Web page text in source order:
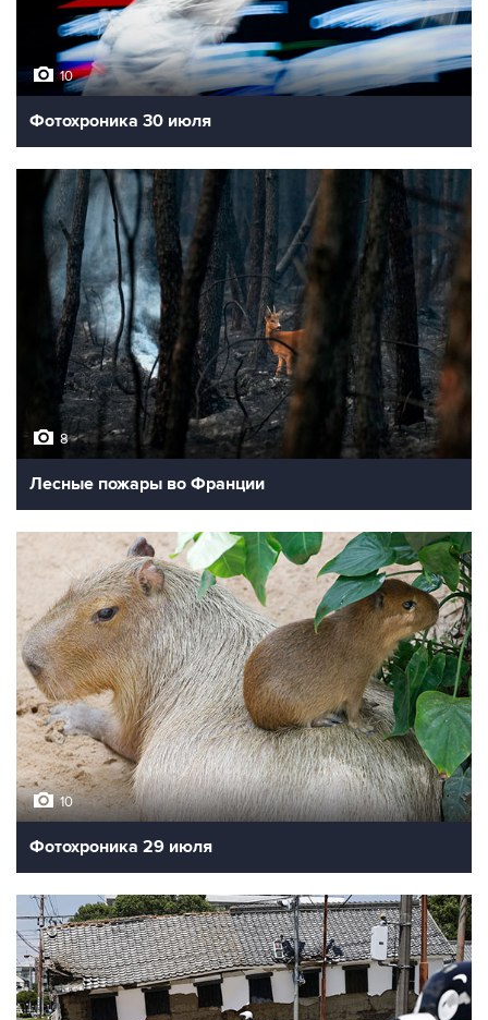
10
Фотохроника 30 июля
8
Лесные пожары во Франции
10
Фотохроника 29 июля